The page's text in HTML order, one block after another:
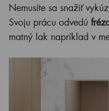
Nemusíte sa snažiť
Svoju prácu odvedú
matný lak napríklad v